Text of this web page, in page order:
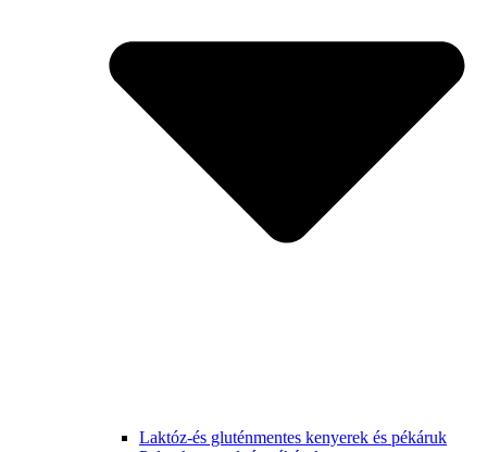
Laktóz-és gluténmentes kenyerek és pékáruk